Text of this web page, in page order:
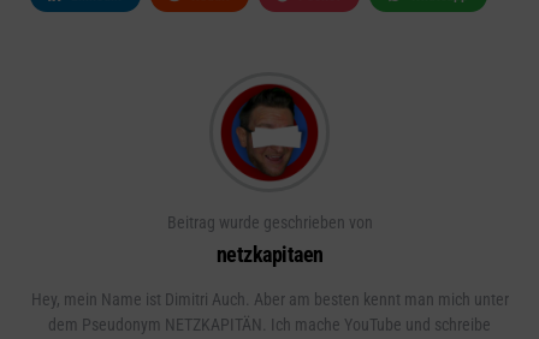
Beitrag wurde geschrieben von
netzkapitaen
Hey, mein Name ist Dimitri Auch. Aber am besten kennt man mich unter
dem Pseudonym NETZKAPITÄN. Ich mache YouTube und schreibe